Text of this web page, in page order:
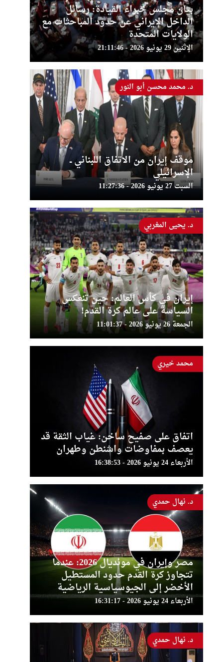
بيان مجلس خبراء القيادة: رسائل
الداخل الإيراني عن حدود المباحثات مع
الولايات المتحدة
الإثنين 29 يونيو 2026 - 21:11:46
موقف إيران من الاتفاق اللبناني ــ
الإسرائيلي
السبت 27 يونيو 2026 - 11:27:36
د. محمد محسن أبو النور
إيران في كأس العالم: حين تنعكس
السياسة على عالم كرة القدم!
الجمعة 26 يونيو 2026 - 11:01:37
د. يحيى المغربي
اتفاق على صفيح ساخن: غياب الثقة قد
يعصف بمفاوضات واشنطن وطهران
الأربعاء 24 يونيو 2026 - 16:38:53
محمد خيري
مصر وإيران في مونديال 2026: عندما
تتجاوز كرة القدم حدود المستطيل
الأخضر إلى الجيوسياسية الرياضية
الأربعاء 24 يونيو 2026 - 16:31:17
د. نهال حمدي
د. نهال حمدي